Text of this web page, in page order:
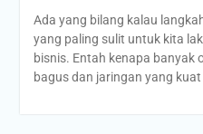
Ada yang bilang kalau
yang paling sulit untuk kita
bisnis. Entah kenapa banyak
bagus dan jaringan yang kuat